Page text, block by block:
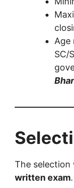
Age
SC/
The selection
written exam